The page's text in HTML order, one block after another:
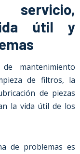
servicio,
útil y
mantenimiento
de filtros, la
de piezas
la vida útil de los
de problemas es